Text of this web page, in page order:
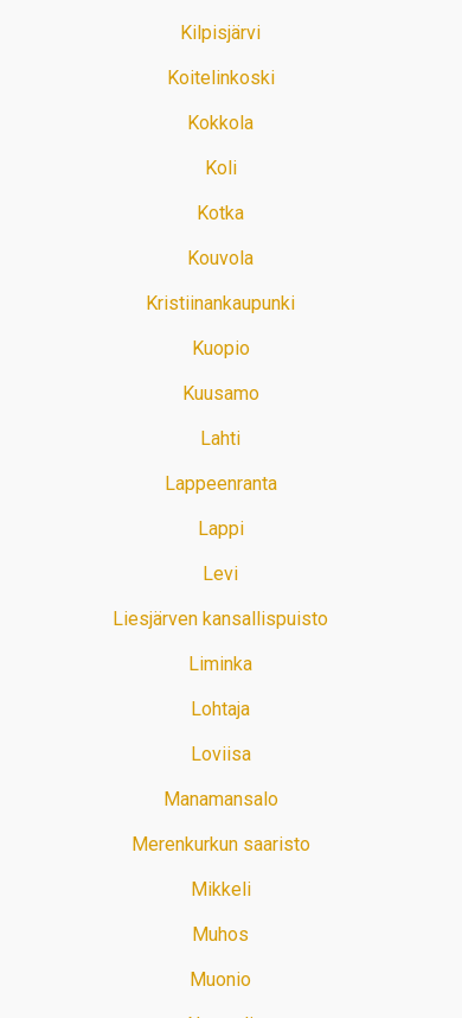
Kilpisjärvi
Koitelinkoski
Kokkola
Koli
Kotka
Kouvola
Kristiinankaupunki
Kuopio
Kuusamo
Lahti
Lappeenranta
Lappi
Levi
Liesjärven kansallispuisto
Liminka
Lohtaja
Loviisa
Manamansalo
Merenkurkun saaristo
Mikkeli
Muhos
Muonio